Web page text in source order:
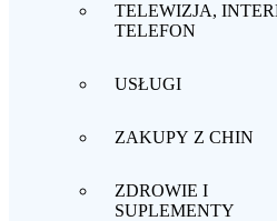
TELEWIZJA,
TELEFON
USŁUGI
ZAKUPY Z CHIN
ZDROWIE I
SUPLEMENTY